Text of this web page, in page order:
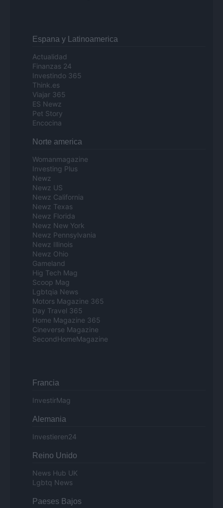
Espana y Latinoamerica
Actualidad
Finanzas 24
Investindo 365
Think.es
Viajar 365
ES Newz
Pet Story
Encocina
Norte america
Womanmagazine
Investing Plus
Newz
Newz US
Newz California
Newz Texas
Newz Florida
Newz New York
Newz Pennsylvania
Newz Illinois
Newz Ohio
Gameland
Hig Tech Mag
Scoop Mag
Lgbtqia News
Motors Magazine 365
Day Travel 365
Home Magazine 365
Cineverse Magazine
SecondHomeMagazine
Francia
InvestirMag
Alemania
Investieren24
Reino Unido
News Hub UK
Lgbtq News
Paeses Bajos